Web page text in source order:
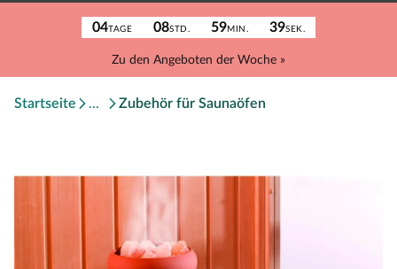
04TAGE 08STD. 59MIN. 39SEK.
Zu den Angeboten der Woche »
Startseite Zubehör für Saunaöfen